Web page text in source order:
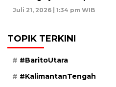
Juli 21, 2026 | 1:34 pm WIB
TOPIK TERKINI
#BaritoUtara
#KalimantanTengah